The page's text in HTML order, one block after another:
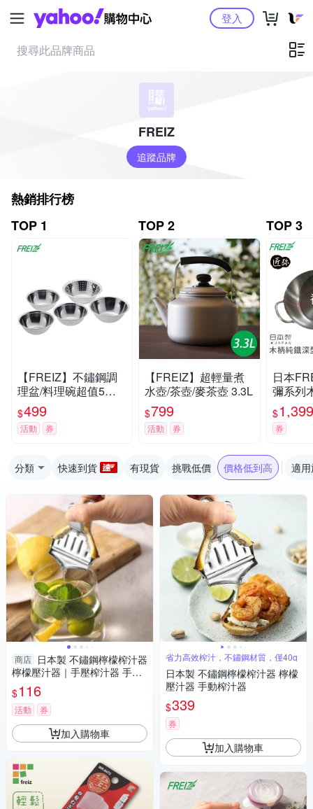
Yahoo購物中心登入
FREIZ
追蹤品牌
熱銷排行榜
TOP 1
【FREIZ】不鏽鋼調
理盆/料理碗超值5件
組(4盆1瀝籃)
$499
活動 券
TOP 2
【FREIZ】超輕量煮
水壺/茶壺/麥茶壺 3.3L
$799
活動 券
TOP 3
日本
彌系列
平底鍋
$1,399
券
分類 快速到貨 有現貨 挑戰低價 價格低到高 適
商店 日本製 不鏽鋼檸檬榨汁器
檸檬壓汁器｜手壓榨汁器 手動
榨汁器 榨檸檬器 檸檬汁器 不鏽
鋼 廚房神
$116
活動 券
加入購物車
省力高效榨汁，不鏽鋼材質，僅40g
日本製 不鏽鋼檸檬榨汁器 檸檬
壓汁器 手動榨汁器
$339
券
加入購物車